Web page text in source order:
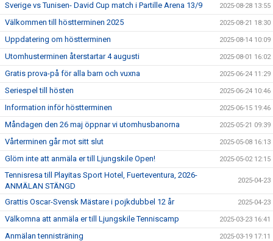
Sverige vs Tunisen- David Cup match i Partille Arena 13/9 2025-08-28 13:55
Välkommen till höstterminen 2025 2025-08-21 18:30
Uppdatering om höstterminen 2025-08-14 10:09
Utomhusterminen återstartar 4 augusti 2025-08-01 16:02
Gratis prova-på för alla barn och vuxna 2025-06-24 11:29
Seriespel till hösten 2025-06-24 10:46
Information inför höstterminen 2025-06-15 19:46
Måndagen den 26 maj öppnar vi utomhusbanorna 2025-05-21 09:39
Vårterminen går mot sitt slut 2025-05-08 16:13
Glöm inte att anmäla er till Ljungskile Open! 2025-05-02 12:15
Tennisresa till Playitas Sport Hotel, Fuerteventura, 2026-
ANMÄLAN STÄNGD
2025-04-23
Grattis Oscar-Svensk Mästare i pojkdubbel 12 år 2025-04-23
Välkomna att anmäla er till Ljungskile Tenniscamp 2025-03-23 16:41
Anmälan tennisträning 2025-03-19 17:11